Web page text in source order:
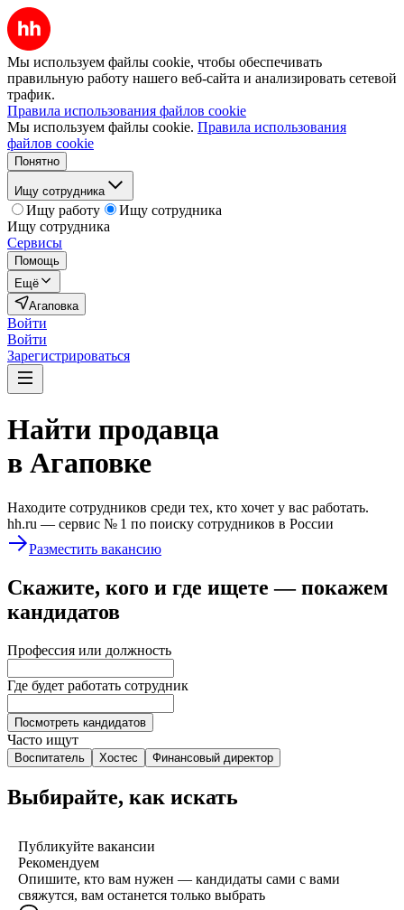
Мы используем файлы cookie, чтобы обеспечивать
правильную работу нашего веб-сайта и анализировать сетевой
трафик.
Правила использования файлов cookie
Мы используем файлы cookie. Правила использования
файлов cookie
Понятно
Ищу сотрудника
Ищу работу
Ищу сотрудника
Ищу сотрудника
Сервисы
Помощь
Ещё
Агаповка
Войти
Войти
Зарегистрироваться
Найти продавца
в Агаповке
Находите сотрудников среди тех, кто хочет у вас работать.
hh.ru — сервис № 1 по поиску сотрудников в России
Разместить вакансию
Скажите, кого и где ищете — покажем
кандидатов
Профессия или должность
Где будет работать сотрудник
Посмотреть кандидатов
Часто ищут
Воспитатель Хостес Финансовый директор
Выбирайте, как искать
Публикуйте вакансии
Рекомендуем
Опишите, кто вам нужен — кандидаты сами с вами
свяжутся, вам останется только выбрать